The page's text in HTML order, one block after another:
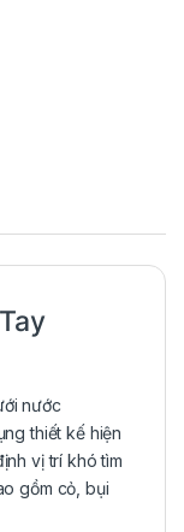
nước
thiết kế hiện
vị trí khó tìm
gồm cỏ, bụi